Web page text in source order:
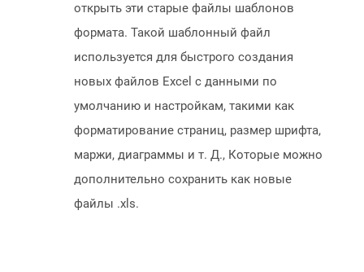
открыть эти старые файлы шаблонов
формата. Такой шаблонный файл
используется для быстрого создания
новых файлов Excel с данными по
умолчанию и настройкам, такими как
форматирование страниц, размер шрифта,
маржи, диаграммы и т. Д., Которые можно
дополнительно сохранить как новые
файлы .xls.